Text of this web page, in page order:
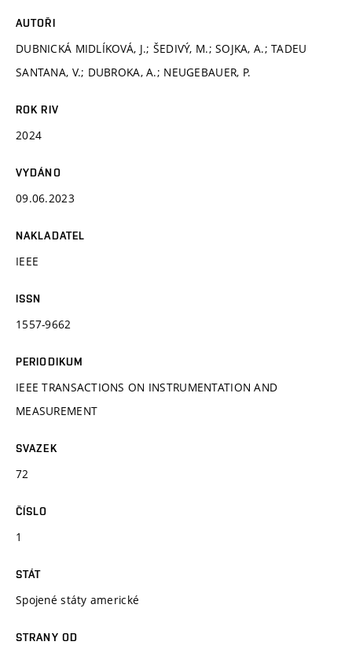
AUTOŘI
DUBNICKÁ MIDLÍKOVÁ, J.; ŠEDIVÝ, M.; SOJKA, A.; TADEU
SANTANA, V.; DUBROKA, A.; NEUGEBAUER, P.
ROK RIV
2024
VYDÁNO
09.06.2023
NAKLADATEL
IEEE
ISSN
1557-9662
PERIODIKUM
IEEE TRANSACTIONS ON INSTRUMENTATION AND
MEASUREMENT
SVAZEK
72
ČÍSLO
1
STÁT
Spojené státy americké
STRANY OD